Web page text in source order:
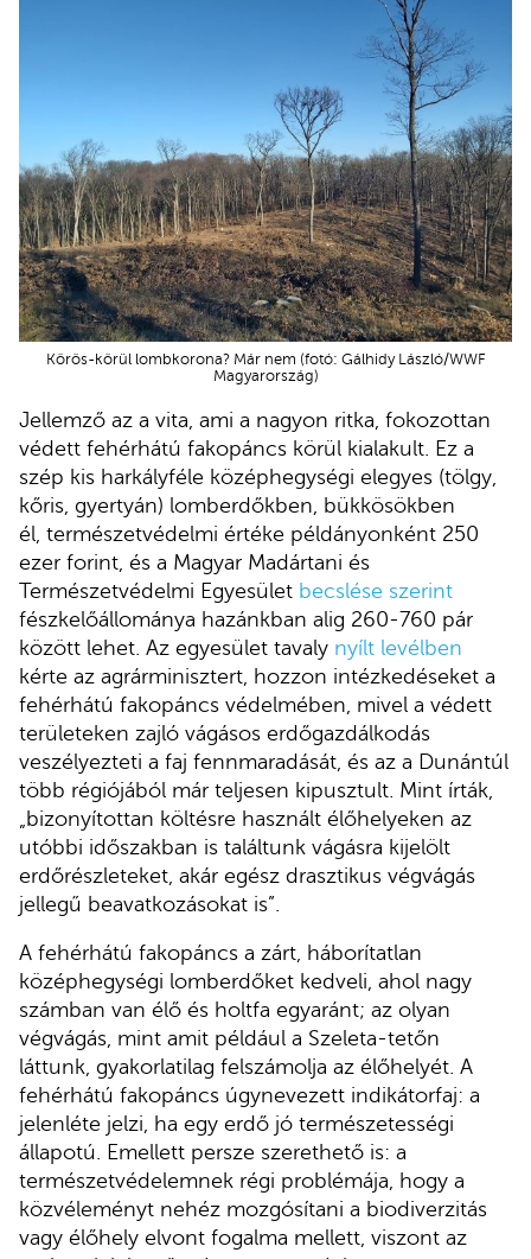
Körös-körül lombkorona? Már nem (fotó: Gálhidy László/WWF
Magyarország)
Jellemző az a vita, ami a nagyon ritka, fokozottan
védett fehérhátú fakopáncs körül kialakult. Ez a
szép kis harkályféle középhegységi elegyes (tölgy,
kőris, gyertyán) lomberdőkben, bükkösökben
él, természetvédelmi értéke példányonként 250
ezer forint, és a Magyar Madártani és
Természetvédelmi Egyesület becslése szerint
fészkelőállománya hazánkban alig 260-760 pár
között lehet. Az egyesület tavaly nyílt levélben
kérte az agrárminisztert, hozzon intézkedéseket a
fehérhátú fakopáncs védelmében, mivel a védett
területeken zajló vágásos erdőgazdálkodás
veszélyezteti a faj fennmaradását, és az a Dunántúl
több régiójából már teljesen kipusztult. Mint írták,
„bizonyítottan költésre használt élőhelyeken az
utóbbi időszakban is találtunk vágásra kijelölt
erdőrészleteket, akár egész drasztikus végvágás
jellegű beavatkozásokat is”.
A fehérhátú fakopáncs a zárt, háborítatlan
középhegységi lomberdőket kedveli, ahol nagy
számban van élő és holtfa egyaránt; az olyan
végvágás, mint amit például a Szeleta-tetőn
láttunk, gyakorlatilag felszámolja az élőhelyét. A
fehérhátú fakopáncs úgynevezett indikátorfaj: a
jelenléte jelzi, ha egy erdő jó természetességi
állapotú. Emellett persze szerethető is: a
természetvédelemnek régi problémája, hogy a
közvéleményt nehéz mozgósítani a biodiverzitás
vagy élőhely elvont fogalma mellett, viszont az